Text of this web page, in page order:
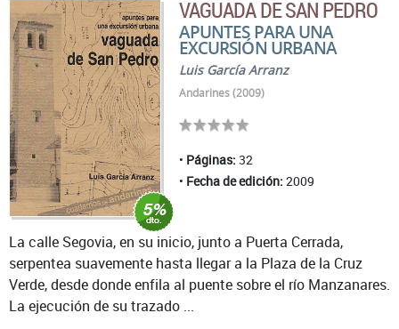
VAGUADA DE SAN PEDRO
APUNTES PARA UNA
EXCURSIÓN URBANA
Luis García Arranz
Andarines (2009)
Páginas: 32
Fecha de edición: 2009
La calle Segovia, en su inicio, junto a Puerta Cerrada,
serpentea suavemente hasta llegar a la Plaza de la Cruz
Verde, desde donde enfila al puente sobre el río Manzanares.
La ejecución de su trazado ...